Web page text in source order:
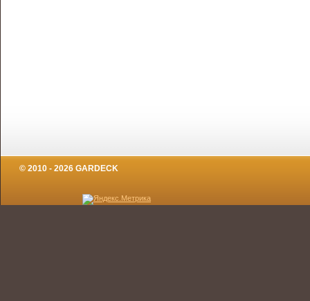
© 2010 - 2026 GARDECK